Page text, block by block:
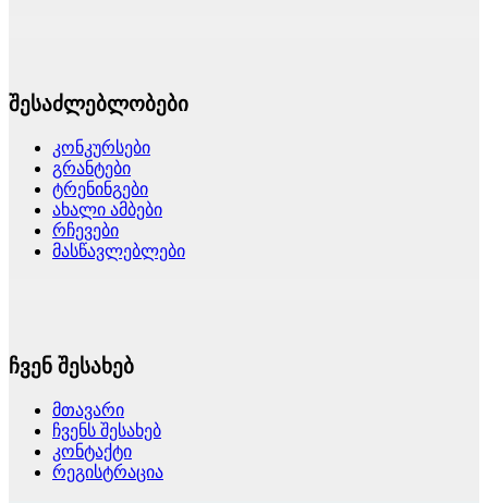
შესაძლებლობები
კონკურსები
გრანტები
ტრენინგები
ახალი ამბები
რჩევები
მასწავლებლები
ჩვენ შესახებ
მთავარი
ჩვენს შესახებ
კონტაქტი
რეგისტრაცია